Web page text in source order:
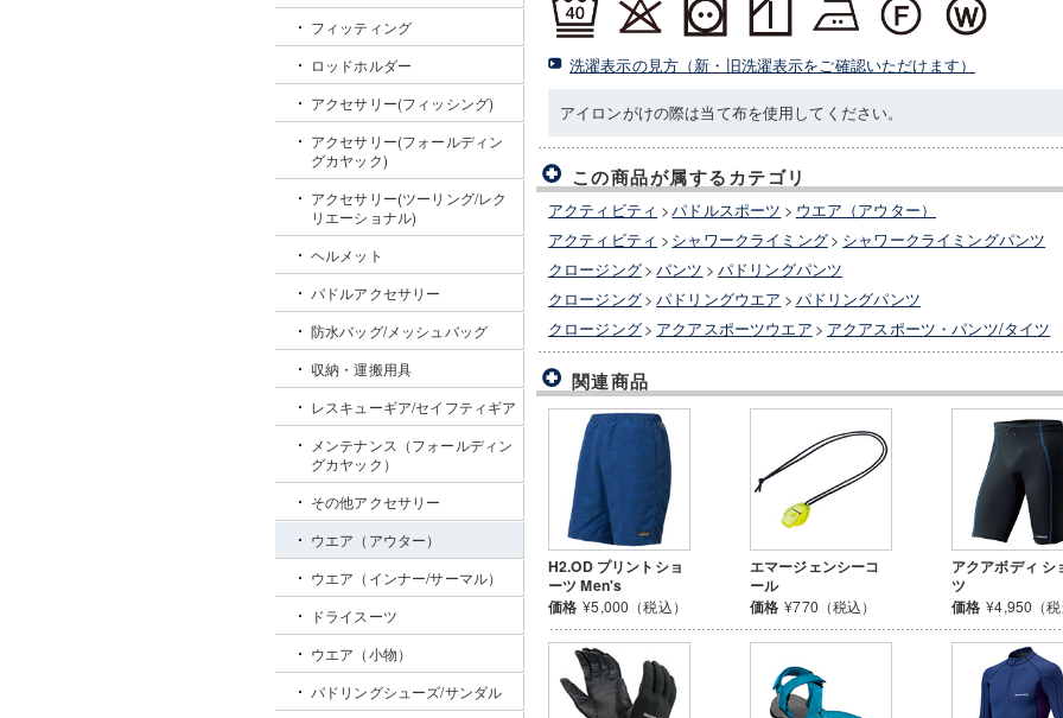
洗濯表示の見方（新・旧洗濯表示をご確認いただけます）
アイロンがけの際は当て布を使用してください。
この商品が属するカテゴリ
アクティビティ >パドルスポーツ > ウエア（アウター）
アクティビティ > シャワークライミング> シャワークライミングパンツ
クロージング> パンツ > パドリングパンツ
クロージング> パドリングウエア > パドリングパンツ
クロージング> アクアスポーツウエア > アクアスポーツ・パンツ/タイツ
関連商品
H2.OD プリントショ
ーツ Men's
価格 ¥5,000（税込）
エマージェンシーコ
ール
価格 ¥770（税込）
アクアボディ シ
ツ
価格 ¥4,950（税
フィッティング
ロッドホルダー
アクセサリー(フィッシング)
アクセサリー(フォールディン
グカヤック)
アクセサリー(ツーリング/レク
リエーショナル)
ヘルメット
パドルアクセサリー
防水バッグ/メッシュバッグ
収納・運搬用具
レスキューギア/セイフティギア
メンテナンス（フォールディン
グカヤック）
その他アクセサリー
ウエア（アウター）
ウエア（インナー/サーマル）
ドライスーツ
ウエア（小物）
パドリングシューズ/サンダル